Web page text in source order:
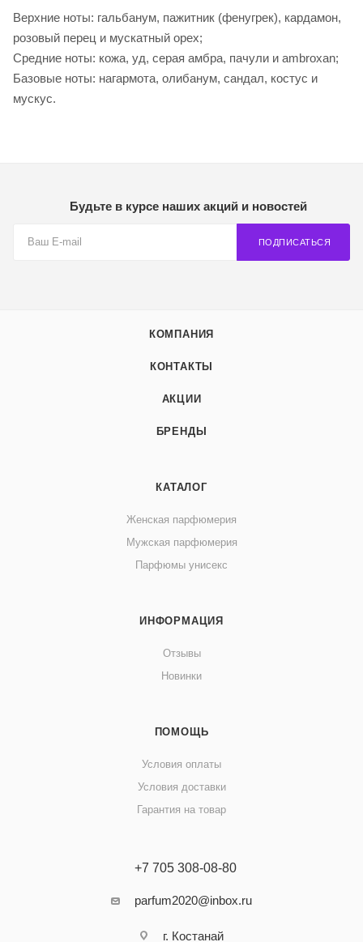
Верхние ноты: гальбанум, пажитник (фенугрек), кардамон,
розовый перец и мускатный орех;
Средние ноты: кожа, уд, серая амбра, пачули и ambroxan;
Базовые ноты: нагармота, олибанум, сандал, костус и
мускус.
Будьте в курсе наших акций и новостей
ПОДПИСАТЬСЯ
КОМПАНИЯ
КОНТАКТЫ
АКЦИИ
БРЕНДЫ
КАТАЛОГ
Женская парфюмерия
Мужская парфюмерия
Парфюмы унисекс
ИНФОРМАЦИЯ
Отзывы
Новинки
ПОМОЩЬ
Условия оплаты
Условия доставки
Гарантия на товар
+7 705 308-08-80
parfum2020@inbox.ru
г. Костанай